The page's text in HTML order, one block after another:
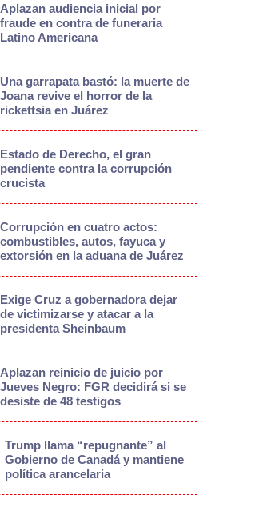
Aplazan audiencia inicial por
fraude en contra de funeraria
Latino Americana
Una garrapata bastó: la muerte de
Joana revive el horror de la
rickettsia en Juárez
Estado de Derecho, el gran
pendiente contra la corrupción
crucista
Corrupción en cuatro actos:
combustibles, autos, fayuca y
extorsión en la aduana de Juárez
Exige Cruz a gobernadora dejar
de victimizarse y atacar a la
presidenta Sheinbaum
Aplazan reinicio de juicio por
Jueves Negro: FGR decidirá si se
desiste de 48 testigos
Trump llama “repugnante” al
Gobierno de Canadá y mantiene
política arancelaria